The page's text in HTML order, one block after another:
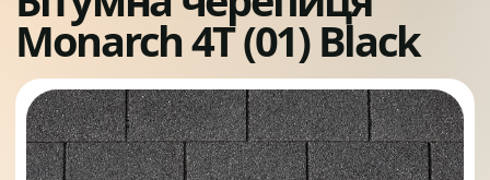
Послуги
Дах під ключ
Сервісне обслуговування
Про компанію
03 Заборы
04 Системи водовідведення
Monarch 4T (01) Black